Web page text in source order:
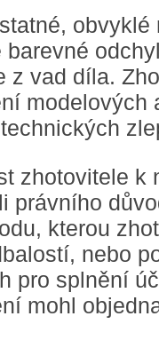
barevné
z vad díla.
modelových
zhotovitele k
právního
kterou
nebo
pro splnění
mohl